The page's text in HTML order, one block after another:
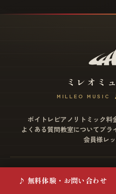
ミレオミ
MILLEO MUSIC
ボイトレ ピアノ リトミック料
よくある質問教室について プラ
会員様レ
〒271-0077 千葉県松戸市
♪ 無料体験・お問い合わせ